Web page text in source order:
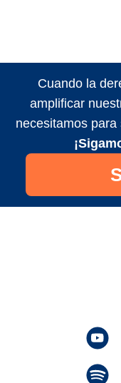
Cuando la
amplificar
necesitamos